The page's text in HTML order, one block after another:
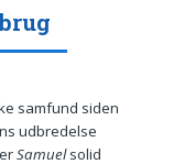
samfund siden
udbredelse
Samuelsolid